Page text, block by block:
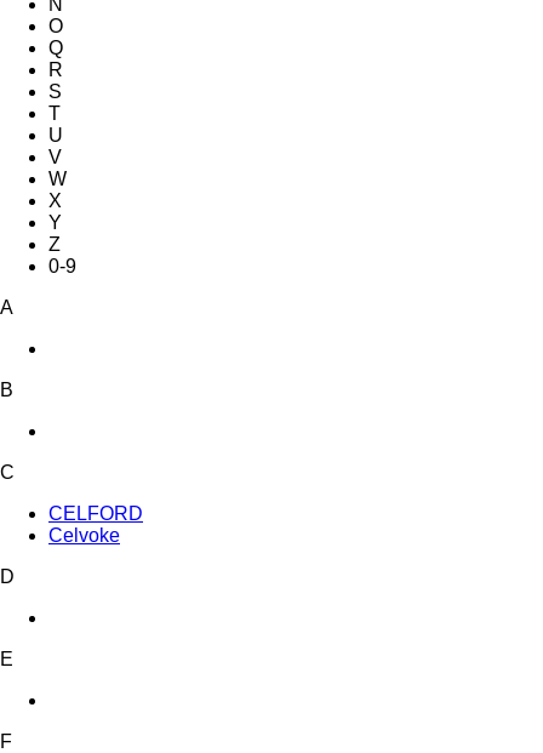
O
Q
R
S
T
U
V
W
X
Y
Z
0-9
A
B
C
CELFORD
Celvoke
D
E
F